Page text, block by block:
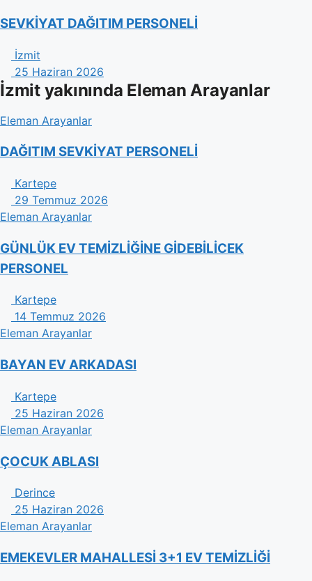
SEVKİYAT DAĞITIM PERSONELİ
İzmit
25 Haziran 2026
İzmit yakınında Eleman Arayanlar
Eleman Arayanlar
DAĞITIM SEVKİYAT PERSONELİ
Kartepe
29 Temmuz 2026
Eleman Arayanlar
GÜNLÜK EV TEMİZLİĞİNE GİDEBİLİCEK
PERSONEL
Kartepe
14 Temmuz 2026
Eleman Arayanlar
BAYAN EV ARKADASI
Kartepe
25 Haziran 2026
Eleman Arayanlar
ÇOCUK ABLASI
Derince
25 Haziran 2026
Eleman Arayanlar
EMEKEVLER MAHALLESİ 3+1 EV TEMİZLİĞİ